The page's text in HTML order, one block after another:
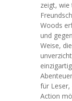
zeigt, wie
Woods
und
Weise,
für Leser,
Action